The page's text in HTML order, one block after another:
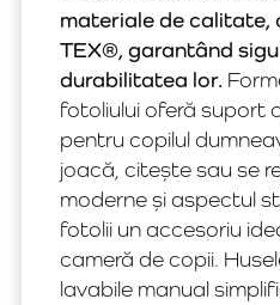
materiale de calitate,
TEX®, garantând
durabilitatea lor.
fotoliului oferă suport
pentru copilul
joacă, citește sau se
moderne și aspectul
fotolii un accesoriu
cameră de copii.
lavabile manual